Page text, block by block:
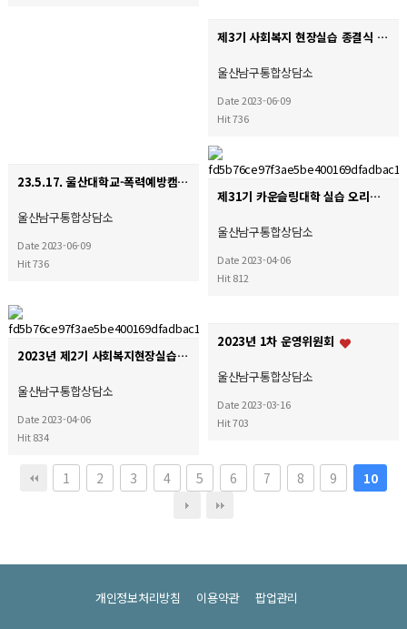
제3기 사회복지 현장실습 종결식
울산남구통합상담소
Date 2023-06-09
Hit 736
23.5.17. 울산대학교-폭력예방캠페인
울산남구통합상담소
Date 2023-06-09
Hit 736
제31기 카운슬링대학 실습 오리엔테이션
울산남구통합상담소
Date 2023-04-06
Hit 812
2023년 제2기 사회복지현장실습 종결실
울산남구통합상담소
Date 2023-04-06
Hit 834
2023년 1차 운영위원회
울산남구통합상담소
Date 2023-03-16
Hit 703
1 2 3 4 5 6 7 8 9 10
개인정보처리방침 이용약관 팝업관리